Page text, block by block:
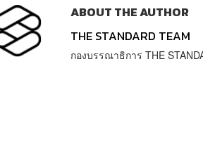
ABOUT THE AUTHOR
THE STANDARD TEAM
กองบรรณาธิการ THE